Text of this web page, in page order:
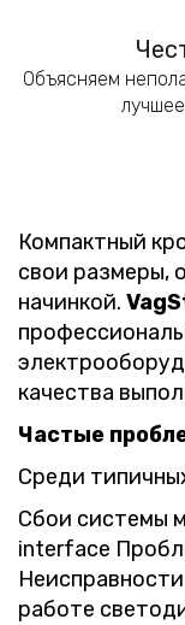
Объясняем
Компактный
свои размеры,
начинкой.
качества
Частые
Среди
Сбои системы
interface
работе